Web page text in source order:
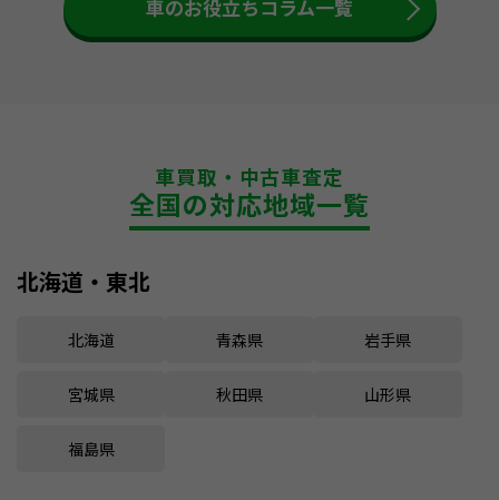
車のお役立ちコラム一覧
車買取・中古車査定
全国の対応地域一覧
北海道・東北
北海道 青森県 岩手県
宮城県 秋田県 山形県
福島県